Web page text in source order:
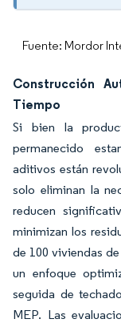
Fuente: Mordor
Construcción
Tiempo
Si bien la
permanecido
aditivos están
solo eliminan la
reducen
minimizan los
de 100 viviendas
un enfoque
seguida de
MEP. Las